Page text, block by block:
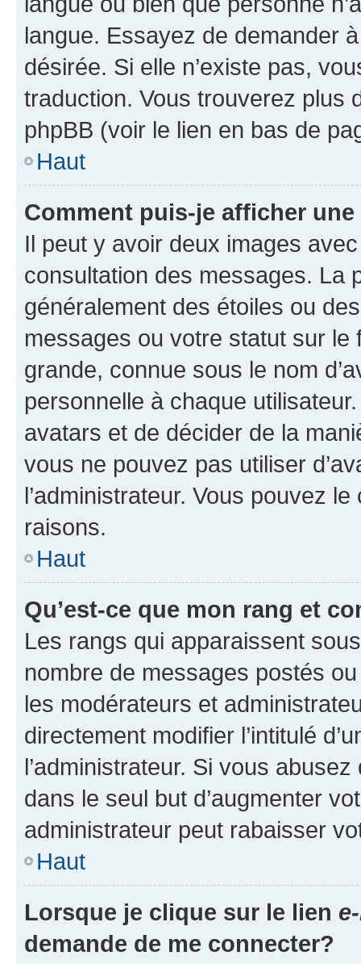
langue. Essayez de demander
désirée. Si elle n’existe pas,
traduction. Vous trouverez plus
phpBB (voir le lien en bas de
Haut
Comment puis-je afficher
Il peut y avoir deux images
consultation des messages. La
généralement des étoiles ou
messages ou votre statut sur
grande, connue sous le nom
personnelle à chaque utilisateur.
avatars et de décider de la
vous ne pouvez pas utiliser
l’administrateur. Vous pouvez
raisons.
Haut
Qu’est-ce que mon rang et
Les rangs qui apparaissent
nombre de messages postés
les modérateurs et
directement modifier l’intitulé
l’administrateur. Si vous
dans le seul but d’augmenter
administrateur peut rabaisser
Haut
Lorsque je clique sur le lien
demande de me connecter?